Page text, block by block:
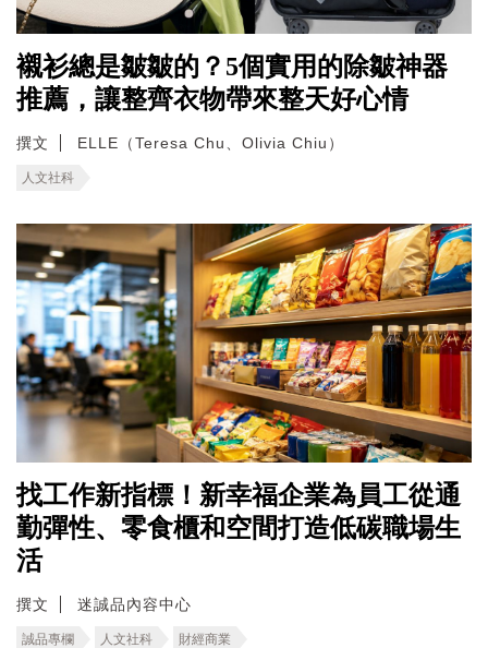
襯衫總是皺皺的？5個實用的除皺神器
推薦，讓整齊衣物帶來整天好心情
撰文 ELLE（Teresa Chu、Olivia Chiu）
人文社科
找工作新指標！新幸福企業為員工從通
勤彈性、零食櫃和空間打造低碳職場生
活
撰文 迷誠品內容中心
誠品專欄 人文社科 財經商業